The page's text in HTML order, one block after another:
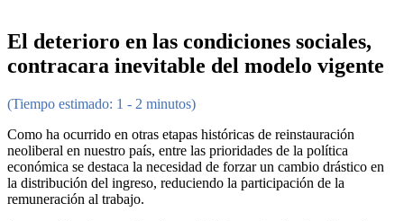
El deterioro en las condiciones sociales,
contracara inevitable del modelo vigente
(Tiempo estimado: 1 - 2 minutos)
Como ha ocurrido en otras etapas históricas de reinstauración
neoliberal en nuestro país, entre las prioridades de la política
económica se destaca la necesidad de forzar un cambio drástico en
la distribución del ingreso, reduciendo la participación de la
remuneración al trabajo.